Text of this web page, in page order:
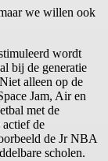
we willen ook
wordt
bij de generatie
alleen op de
Jam, Air en
met de
actief de
de Jr NBA
scholen.